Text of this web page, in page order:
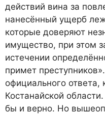
действий вина за
нанесённый ущерб
которые доверяют
имущество, при этом
истечении
примет
официального
Костанайской
бы и верно. Но